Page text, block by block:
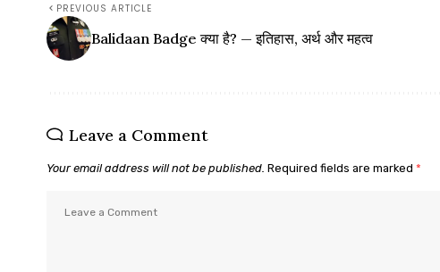
PREVIOUS ARTICLE
Balidaan Badge क्या है? — इतिहास, अर्थ और महत्व
Leave a Comment
Your email address will not be published. Required fields are marked *